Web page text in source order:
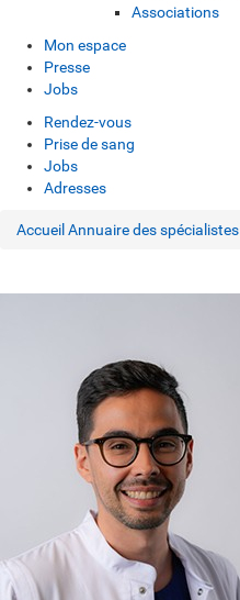
Associations
Mon espace
Presse
Jobs
Rendez-vous
Prise de sang
Jobs
Adresses
Accueil Annuaire des spécialistes